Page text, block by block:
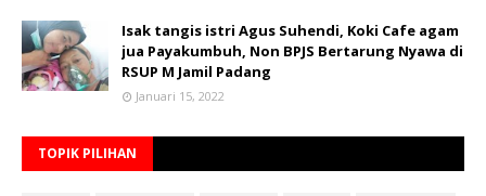
Isak tangis istri Agus Suhendi, Koki Cafe agam
jua Payakumbuh, Non BPJS Bertarung Nyawa di
RSUP M Jamil Padang
Januari 15, 2022
TOPIK PILIHAN